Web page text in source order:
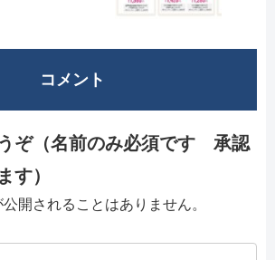
コメント
ぞ（名前のみ必須です 承認
す）
開されることはありません。